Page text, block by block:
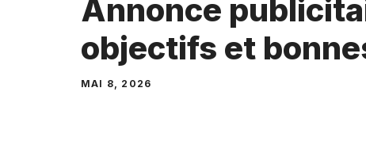
Annonce
objectifs et
MAI 8, 2026